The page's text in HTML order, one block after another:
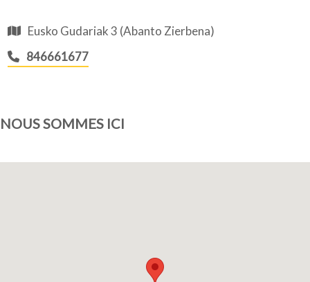
Eusko Gudariak 3 (Abanto Zierbena)
846661677
NOUS SOMMES ICI